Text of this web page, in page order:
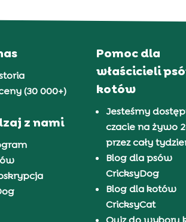
(30 000+)
z nami
Pomoc dla
właścicieli
kotów
Jesteśmy
czacie na żywo
przez cały
Blog dla psów
CricksyDog
Blog dla kotów
CricksyCat